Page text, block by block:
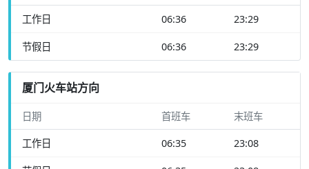
工作日 06:36 23:29
节假日 06:36 23:29
厦门火车站方向
日期 首班车 末班车
工作日 06:35 23:08